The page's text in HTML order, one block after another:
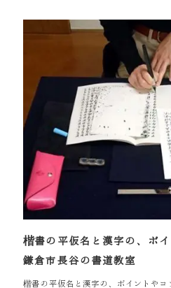
楷書の平仮名と漢字の、ポ
鎌倉市長谷の書道教室
楷書の平仮名と漢字の、ポイントや